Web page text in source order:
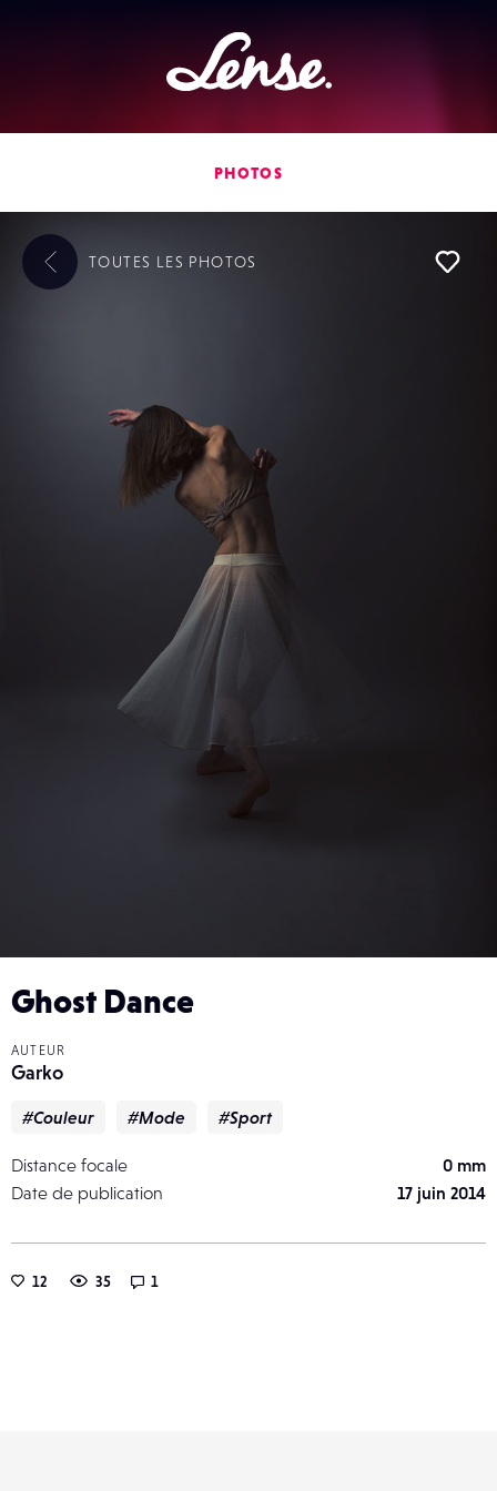
Lense
PHOTOS
Ghost Dance
AUTEUR
Garko
#Couleur #Mode #Sport
Distance focale
0 mm
Date de publication
17 juin 2014
12 35 1
TOUTES LES PHOTOS